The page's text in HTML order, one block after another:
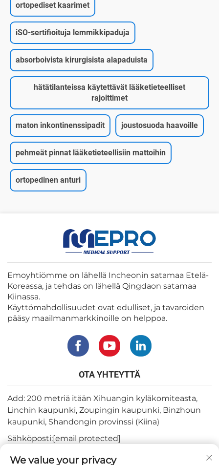
ortopediset kaarimet
iSO-sertifioituja lemmikkipaduja
absorboivista kirurgisista alapaduista
hätätilanteissa käytettävät lääketieteelliset
rajoittimet
maton inkontinenssipadit joustosuoda haavoille
pehmeät pinnat lääketieteellisiin mattoihin
ortopedinen anturi
Emoyhtiömme on lähellä Incheonin satamaa Etelä-
Koreassa, ja tehdas on lähellä Qingdaon satamaa
Kiinassa.
Käyttömahdollisuudet ovat edulliset, ja tavaroiden
pääsy maailmanmarkkinoille on helppoa.
OTA YHTEYTTÄ
Add: 200 metriä itään Xihuangin kyläkomiteasta,
Linchin kaupunki, Zoupingin kaupunki, Binzhoun
kaupunki, Shandongin provinssi (Kiina)
Sähköposti:[email protected]
Puh:
+82-3180427370
We value your privacy